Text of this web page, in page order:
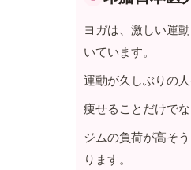
ヨガは、激しい運
いています。
運動が久しぶりの人
痩せることだけでな
ジムの負荷が高そ
ります。